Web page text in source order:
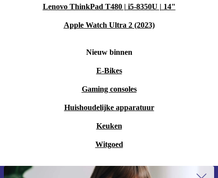
Lenovo ThinkPad T480 | i5-8350U | 14"
Apple Watch Ultra 2 (2023)
Nieuw binnen
E-Bikes
Gaming consoles
Huishoudelijke apparatuur
Keuken
Witgoed